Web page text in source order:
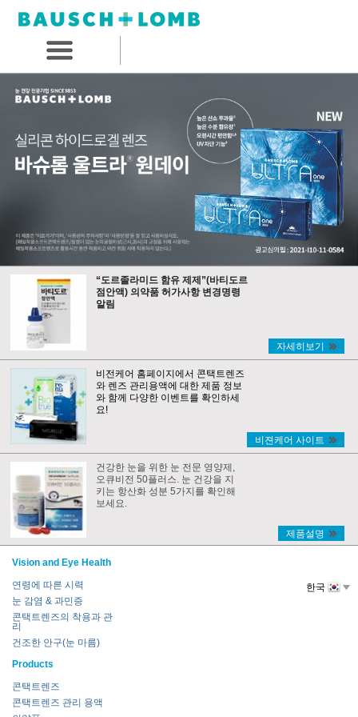
“도르졸라미드 함유 제제”(바티도르
점안액) 의약품 허가사항 변경명령
알림
자세히보기
비전케어 홈페이지에서 콘택트렌즈
와 렌즈 관리용액에 대한 제품 정보
와 함께 다양한 이벤트를 확인하세
요!
비젼케어 사이트
건강한 눈을 위한 눈 전문 영양제,
오큐비전 50플러스. 눈 건강을 지
키는 항산화 성분 5가지를 확인해
보세요.
제품설명
Vision and Eye Health
연령에 따른 시력
눈 감염 & 과민증
콘택트렌즈의 착용과 관
리
건조한 안구(눈 마름)
Products
콘택트렌즈
콘택트렌즈 관리 용액
한국